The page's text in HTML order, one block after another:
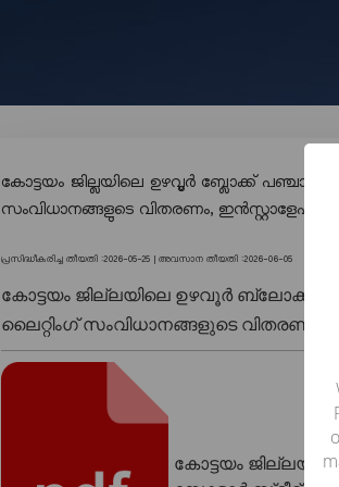
കോട്ടയം ജില്ലയിലെ ഉഴവൂർ ബ്ലോക്ക്
സംവിധാനങ്ങളുടെ വിതരണം,
പ്രസിദ്ധീകരിച്ച തീയതി :2026-05-25 | അവസാന തീയതി :2026-06-05
കോട്ടയം ജില്ലയിലെ ഉഴവൂർ ബ്ലോക്ക്
ലൈറ്റിംഗ് സംവിധാനങ്ങളുടെ
കോട്ടയം